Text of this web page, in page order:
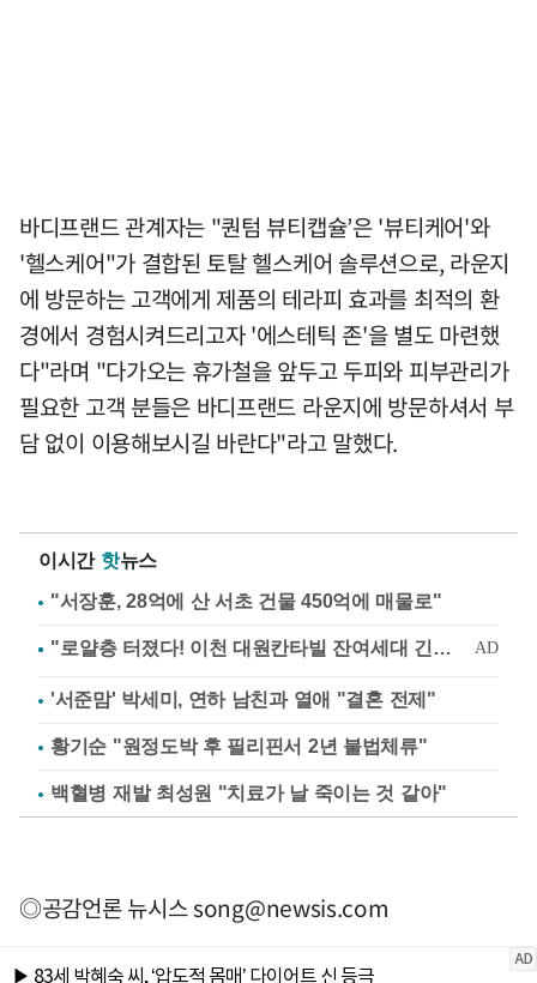
바디프랜드 관계자는 "퀀텀 뷰티캡슐’은 '뷰티케어'와
'헬스케어"가 결합된 토탈 헬스케어 솔루션으로, 라운지
에 방문하는 고객에게 제품의 테라피 효과를 최적의 환
경에서 경험시켜드리고자 '에스테틱 존'을 별도 마련했
다"라며 "다가오는 휴가철을 앞두고 두피와 피부관리가
필요한 고객 분들은 바디프랜드 라운지에 방문하셔서 부
담 없이 이용해보시길 바란다"라고 말했다.
이시간 핫뉴스
"서장훈, 28억에 산 서초 건물 450억에 매물로"
'서준맘' 박세미, 연하 남친과 열애 "결혼 전제"
황기순 "원정도박 후 필리핀서 2년 불법체류"
백혈병 재발 최성원 "치료가 날 죽이는 것 같아"
◎공감언론 뉴시스song@newsis.com